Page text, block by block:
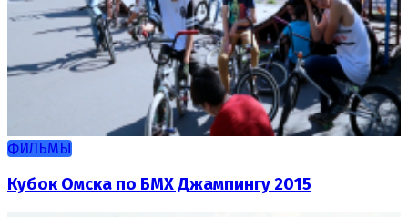
ФИЛЬМЫ
Кубок Омска по БМХ Джампингу 2015